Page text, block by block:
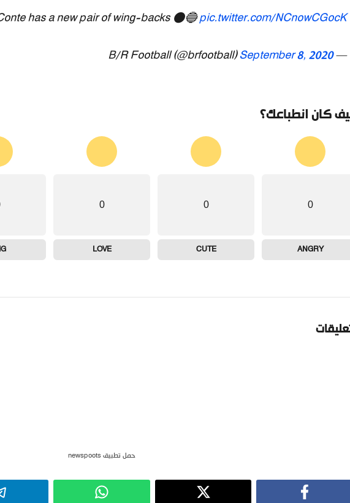
has a new pair of wing-backs ⚫🔵pic.twitter.com/NCnowCGocK
— B/R Football (@brfootball)
September 8, 2020
كان انطباعك؟
0
ANGRY
0
CUTE
0
LOVE
حمل تطبيق newspoots